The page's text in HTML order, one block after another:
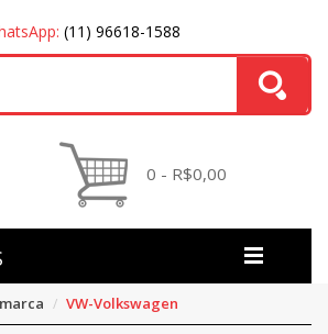
(11) 96618-1588
0 - R$0,00
VW-Volkswagen